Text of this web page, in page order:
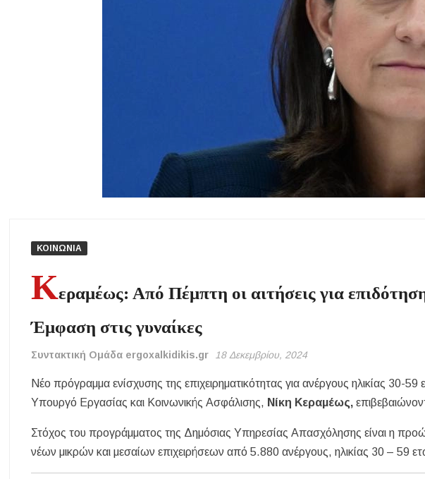
Χαλκιδική: Άμεση η κατάσβεση πυρκαγιάς σε χαμηλή βλάστηση στην περιοχή του Πόρτο
Η ΘΕΙΑ ΜΕΤΑΜΟΡΦΩΣΙΣ ΤΟΥ ΣΩΤΗΡΟΣ ΗΜΩΝ ΙΗΣΟΥ ΧΡΙΣΤΟΥ ΣΤΟ
Υπογράφηκε η σύμβαση για την ενεργειακή αναβάθμιση του Μουσικού Γυμνασίου Νέας
Δήμος Κασσάνδρας: Εντός μικροβιολογικών ορίων το νερό στη Σίβηρη – Τέλος η
Ιερά Πανήγυρις: Κοιμήσεως Θεοτόκου Πορταριάς Χαλκιδικής
ΚΟΙΝΩΝΙΑ
Κεραμέως: Από Πέμπτη οι αιτήσεις για
Έμφαση στις γυναίκες
Συντακτική Ομάδα ergoxalkidikis.gr 18 Δεκεμβρίου, 2024
Νέο πρόγραμμα ενίσχυσης της επιχειρηματικότητας για ανέργους ηλικίας 30-
Υπουργό Εργασίας και Κοινωνικής Ασφάλισης, Νίκη Κεραμέως,
Στόχος του προγράμματος της Δημόσιας Υπηρεσίας Απασχόλησης είναι η
νέων μικρών και μεσαίων επιχειρήσεων από 5.880 ανέργους, ηλικίας 30 – 59